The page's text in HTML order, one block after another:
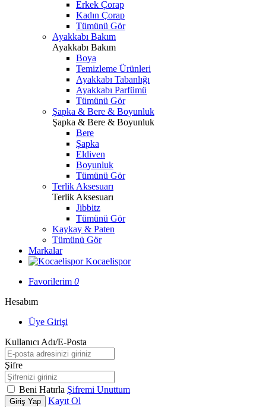
Erkek Çorap
Kadın Çorap
Tümünü Gör
Ayakkabı Bakım
Ayakkabı Bakım
Boya
Temizleme Ürünleri
Ayakkabı Tabanlığı
Ayakkabı Parfümü
Tümünü Gör
Şapka & Bere & Boyunluk
Şapka & Bere & Boyunluk
Bere
Şapka
Eldiven
Boyunluk
Tümünü Gör
Terlik Aksesuarı
Terlik Aksesuarı
Jibbitz
Tümünü Gör
Kaykay & Paten
Tümünü Gör
Markalar
Kocaelispor
Favorilerim 0
Hesabım
Üye Girişi
Kullanıcı Adı/E-Posta
Şifre
Beni Hatırla Şifremi Unuttum
Giriş Yap
Kayıt Ol